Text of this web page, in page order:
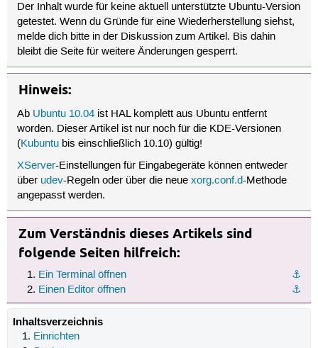
Der Inhalt wurde für keine aktuell unterstützte Ubuntu-Version
getestet. Wenn du Gründe für eine Wiederherstellung siehst,
melde dich bitte in der Diskussion zum Artikel. Bis dahin
bleibt die Seite für weitere Änderungen gesperrt.
Hinweis:
Ab Ubuntu 10.04 ist HAL komplett aus Ubuntu entfernt
worden. Dieser Artikel ist nur noch für die KDE-Versionen
(Kubuntu bis einschließlich 10.10) gültig!
XServer-Einstellungen für Eingabegeräte können entweder
über udev-Regeln oder über die neuexorg.conf.d-Methode
angepasst werden.
Zum Verständnis dieses Artikels sind
folgende Seiten hilfreich:
⚓︎
Ein Terminal öffnen
⚓︎
Einen Editor öffnen
Inhaltsverzeichnis
Einrichten